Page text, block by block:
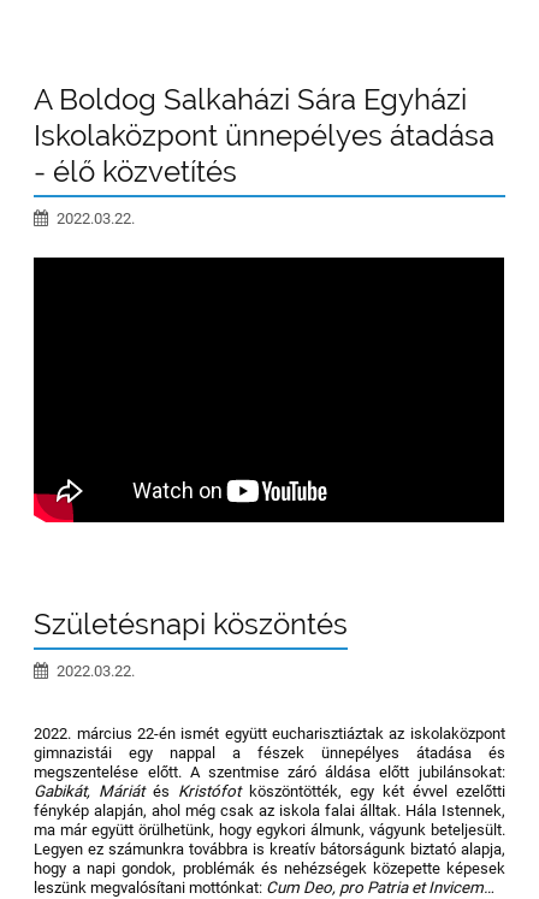
A Boldog Salkaházi Sára Egyházi
Iskolaközpont ünnepélyes átadása
- élő közvetítés
2022.03.22.
Születésnapi köszöntés
2022.03.22.
2022. március 22-én ismét együtt eucharisztiáztak az iskolaközpont
gimnazistái egy nappal a fészek ünnepélyes átadása és
megszentelése előtt. A szentmise záró áldása előtt jubilánsokat:
Gabikát, Máriátés Kristófotköszöntötték, egy két évvel ezelőtti
fénykép alapján, ahol még csak az iskola falai álltak. Hála Istennek,
ma már együtt örülhetünk, hogy egykori álmunk, vágyunk beteljesült.
Legyen ez számunkra továbbra is kreatív bátorságunk biztató alapja,
hogy a napi gondok, problémák és nehézségek közepette képesek
leszünk megvalósítani mottónkat: Cum Deo, pro Patria et Invicem…